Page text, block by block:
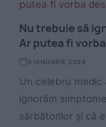
Nu trebuie să
Ar putea fi
5 IANUARIE 2024
Un celebru
ignorăm
sărbătorilor și că